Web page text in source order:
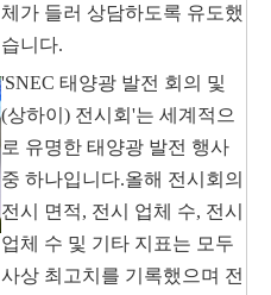
체가 들러 상담하도록 유도했
습니다.
'SNEC 태양광 발전 회의 및
(상하이) 전시회'는 세계적으
로 유명한 태양광 발전 행사
중 하나입니다.올해 전시회의
전시 면적, 전시 업체 수, 전시
업체 수 및 기타 지표는 모두
사상 최고치를 기록했으며 전